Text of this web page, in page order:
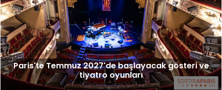
Paris'te Temmuz 2027'de başlayacak gösteri ve
tiyatro oyunları